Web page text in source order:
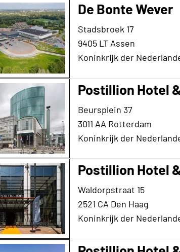
De Bonte Wever
Stadsbroek 17
9405 LT Assen
Koninkrijk der
Postillion Hotel
Beursplein 37
3011 AA Rotterdam
Koninkrijk der
Postillion Hotel
Waldorpstraat 15
2521 CA Den Haag
Koninkrijk der